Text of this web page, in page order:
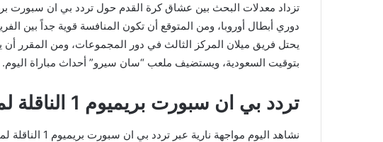
دوري أبطال أوروبا، ومن المتوقع أن تكون المنافسة قوية جداً بين
بتوقيت السعودية، ويستضيف ملعب “سان سيرو” أحداث مباراة اليوم.
تردد بي ان سبورت بريميوم 1 الناقلة لمباراة ميلان وتشيلسي اليوم